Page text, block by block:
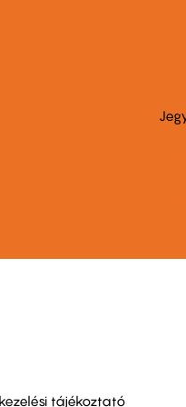
tájékoztató